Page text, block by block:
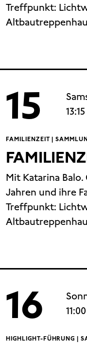
Treffpunkt:
15
13:15
FAMILIENZEIT |
Mit Katarina
Jahren und ihre
Treffpunkt:
16
11:00
HIGHLIGHT-FÜHRUNG |